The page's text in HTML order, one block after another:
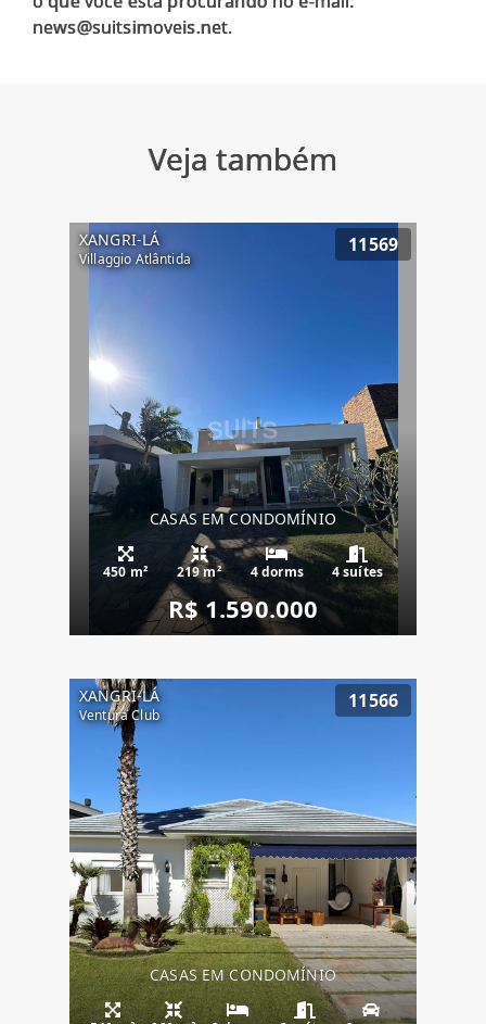
Veja também
XANGRI-LÁ
Villaggio Atlântida
11569
CASAS EM CONDOMÍNIO
450 m² 219 m² 4 dorms 4 suítes
R$ 1.590.000
XANGRI-LÁ
Ventura Club
11566
CASAS EM CONDOMÍNIO